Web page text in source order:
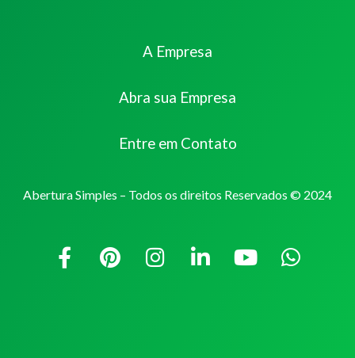
A Empresa
Abra sua Empresa
Entre em Contato
Abertura Simples – Todos os direitos Reservados © 2024